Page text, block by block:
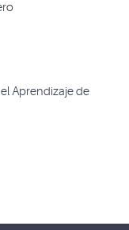
Aprendizaje de